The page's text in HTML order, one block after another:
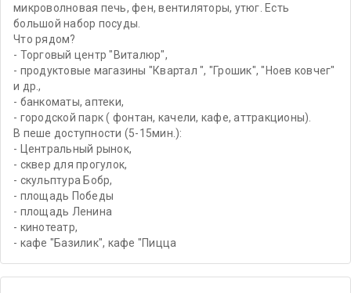
микроволновая печь, фен, вентиляторы, утюг. Есть
большой набор посуды.
Что рядом?
- Торговый центр "Виталюр",
- продуктовые магазины "Квартал ", "Грошик", "Ноев ковчег"
и др.,
- банкоматы, аптеки,
- городской парк ( фонтан, качели, кафе, аттракционы).
В пеше доступности (5-15мин.):
- Центральный рынок,
- сквер для прогулок,
- скульптура Бобр,
- площадь Победы
- площадь Ленина
- кинотеатр,
- кафе "Базилик", кафе "Пицца